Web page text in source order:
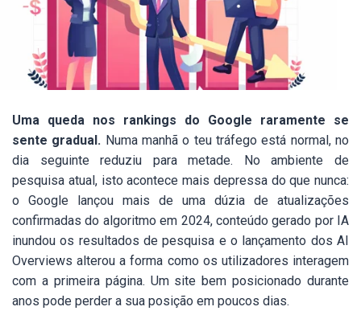
Uma queda nos rankings do Google raramente se
sente gradual. Numa manhã o teu tráfego está normal, no
dia seguinte reduziu para metade. No ambiente de
pesquisa atual, isto acontece mais depressa do que nunca:
o Google lançou mais de uma dúzia de atualizações
confirmadas do algoritmo em 2024, conteúdo gerado por IA
inundou os resultados de pesquisa e o lançamento dos AI
Overviews alterou a forma como os utilizadores interagem
com a primeira página. Um site bem posicionado durante
anos pode perder a sua posição em poucos dias.